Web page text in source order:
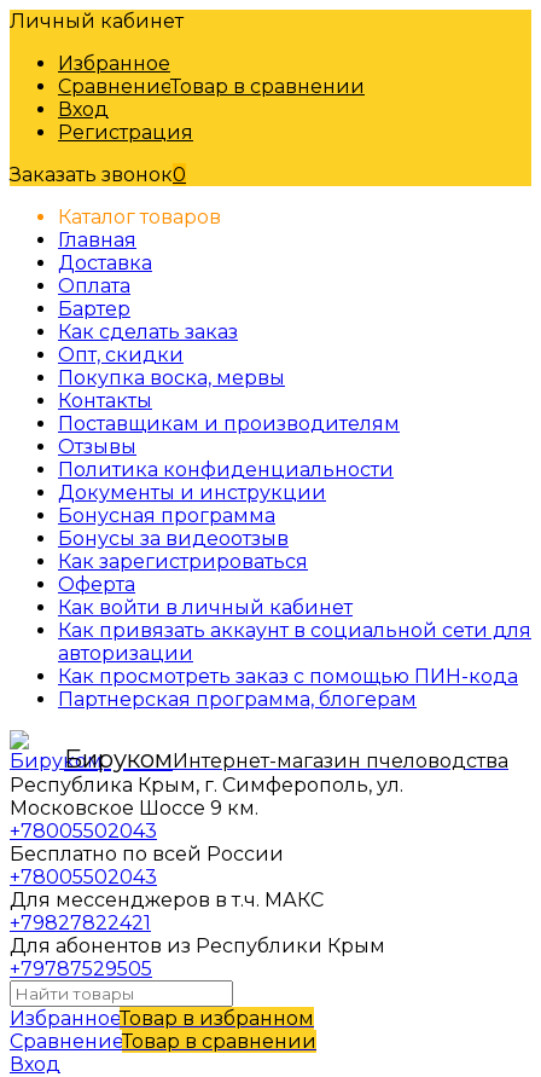
Личный кабинет
Избранное
СравнениеТовар в сравнении
Вход
Регистрация
Заказать звонок0
Каталог товаров
Главная
Доставка
Оплата
Бартер
Как сделать заказ
Опт, скидки
Покупка воска, мервы
Контакты
Поставщикам и производителям
Отзывы
Политика конфиденциальности
Документы и инструкции
Бонусная программа
Бонусы за видеоотзыв
Как зарегистрироваться
Оферта
Как войти в личный кабинет
Как привязать аккаунт в социальной сети для
авторизации
Как просмотреть заказ с помощью ПИН-кода
Партнерская программа, блогерам
БирукомИнтернет-магазин пчеловодства
Республика Крым, г. Симферополь, ул.
Московское Шоссе 9 км.
+78005502043
Бесплатно по всей России
+78005502043
Для мессенджеров в т.ч. МАКС
+79827822421
Для абонентов из Республики Крым
+79787529505
ИзбранноеТовар в избранном
СравнениеТовар в сравнении
Вход